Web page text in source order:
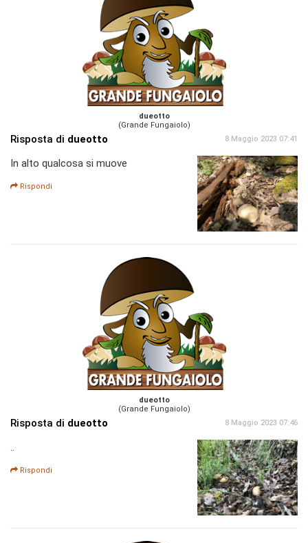
dueotto
(Grande Fungaiolo)
Risposta di dueotto 8 Maggio 2023 07:41
In alto qualcosa si muove
Rispondi
dueotto
(Grande Fungaiolo)
Risposta di dueotto 8 Maggio 2023 07:46
..
Rispondi